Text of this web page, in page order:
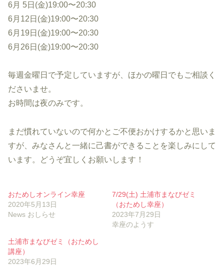
6月 5日(金)19:00〜20:30
6月12日(金)19:00〜20:30
6月19日(金)19:00〜20:30
6月26日(金)19:00〜20:30
毎週金曜日で予定していますが、ほかの曜日でもご相談く
ださいませ。
お時間は夜のみです。
まだ慣れていないので何かとご不便おかけするかと思いま
すが、みなさんと一緒に己書ができることを楽しみにして
います。どうぞ宜しくお願いします！
おためしオンライン幸座
2020年5月13日
News おしらせ
7/29(土) 土浦市まなびゼミ
（おためし幸座）
2023年7月29日
幸座のようす
土浦市まなびゼミ（おためし
講座）
2023年6月29日